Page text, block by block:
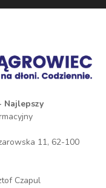
Najlepszy
11, 62-100
Czapul